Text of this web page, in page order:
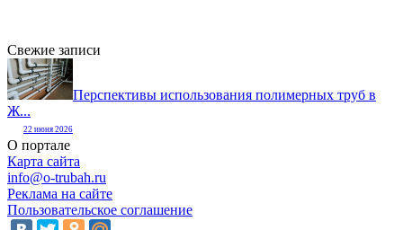
Свежие записи
Перспективы использования полимерных труб в
Ж...
22 июня 2026
О портале
Карта сайта
info@o-trubah.ru
Реклама на сайте
Пользовательское соглашение